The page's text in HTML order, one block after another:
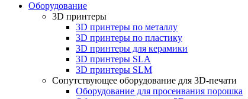
Оборудование
3D принтеры
3D принтеры по металлу
3D принтеры по пластику
3D принтеры для керамики
3D принтеры SLA
3D принтеры SLM
Сопутствующее оборудование для 3D-печати
Оборудование для просеивания порошка